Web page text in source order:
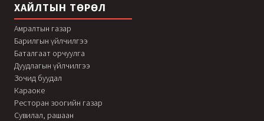
ХАЙЛТЫН ТӨРӨЛ
Амралтын газар
Барилгын үйлчилгээ
Баталгаат орчуулга
Дуудлагын үйлчилгээ
Зочид буудал
Караоке
Ресторан зоогийн газар
Сувилал, рашаан